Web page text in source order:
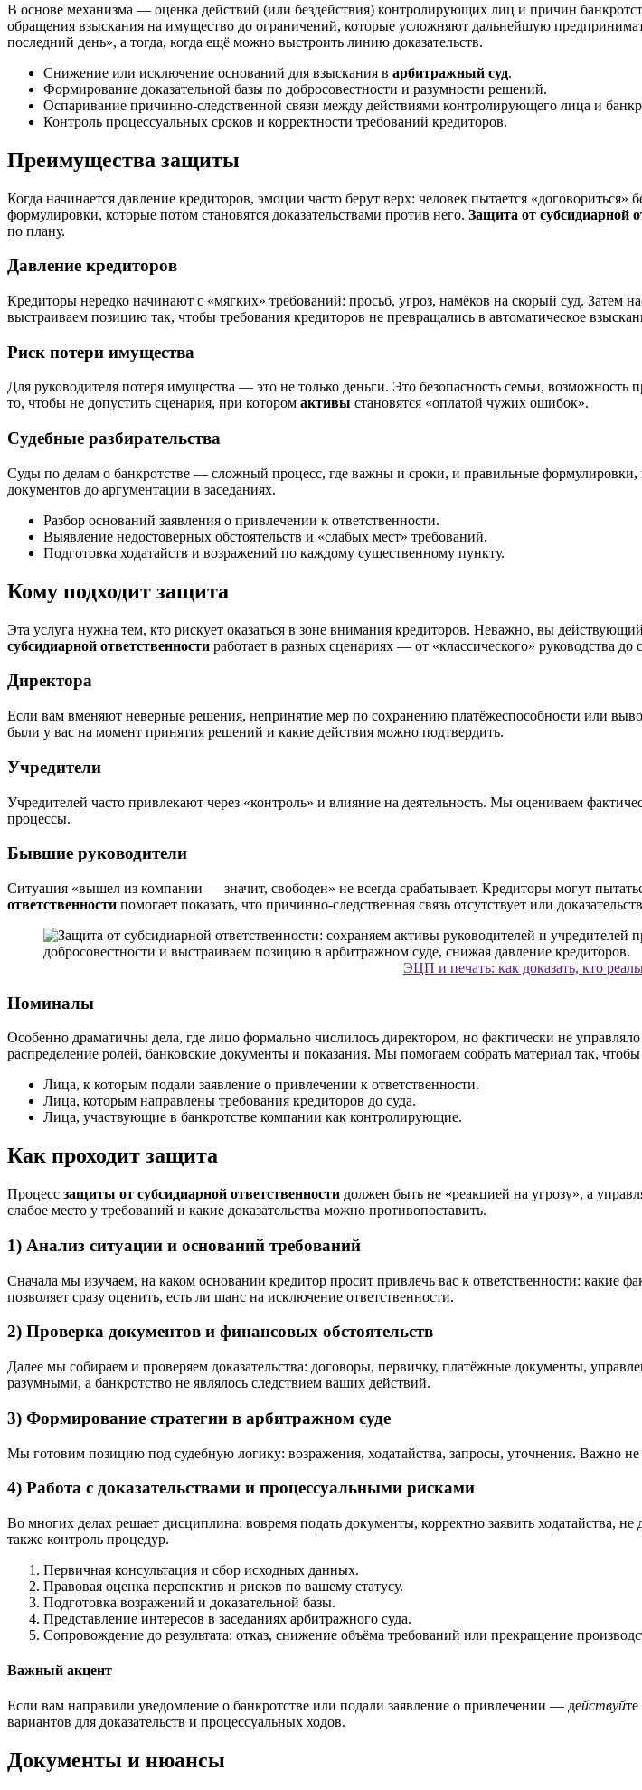
В основе механизма — оценка действий (или бездействия) контролирующих лиц и причин
обращения взыскания на имущество до ограничений, которые усложняют дальнейшую
последний день», а тогда, когда ещё можно выстроить линию доказательств.
Снижение или исключение оснований для взыскания в арбитражный суд.
Формирование доказательной базы по добросовестности и разумности решений.
Оспаривание причинно-следственной связи между действиями контролирующего лица и
Контроль процессуальных сроков и корректности требований кредиторов.
Преимущества защиты
Когда начинается давление кредиторов, эмоции часто берут верх: человек пытается
формулировки, которые потом становятся доказательствами против него. Защита от субсидиарной
по плану.
Давление кредиторов
Кредиторы нередко начинают с «мягких» требований: просьб, угроз, намёков на скорый суд. Затем
выстраиваем позицию так, чтобы требования кредиторов не превращались в автоматическое
Риск потери имущества
Для руководителя потеря имущества — это не только деньги. Это безопасность семьи, возможность
то, чтобы не допустить сценария, при котором активы становятся «оплатой чужих ошибок».
Судебные разбирательства
Суды по делам о банкротстве — сложный процесс, где важны и сроки, и правильные
документов до аргументации в заседаниях.
Разбор оснований заявления о привлечении к ответственности.
Выявление недостоверных обстоятельств и «слабых мест» требований.
Подготовка ходатайств и возражений по каждому существенному пункту.
Кому подходит защита
Эта услуга нужна тем, кто рискует оказаться в зоне внимания кредиторов. Неважно, вы
субсидиарной ответственности работает в разных сценариях — от «классического» руководства
Директора
Если вам вменяют неверные решения, непринятие мер по сохранению платёжеспособности или
были у вас на момент принятия решений и какие действия можно подтвердить.
Учредители
Учредителей часто привлекают через «контроль» и влияние на деятельность. Мы оцениваем
процессы.
Бывшие руководители
Ситуация «вышел из компании — значит, свободен» не всегда срабатывает. Кредиторы могут
ответственности помогает показать, что причинно-следственная связь отсутствует или
ЭЦП и печать: как доказать, кто
Номиналы
Особенно драматичны дела, где лицо формально числилось директором, но фактически не
распределение ролей, банковские документы и показания. Мы помогаем собрать материал так,
Лица, к которым подали заявление о привлечении к ответственности.
Лица, которым направлены требования кредиторов до суда.
Лица, участвующие в банкротстве компании как контролирующие.
Как проходит защита
Процесс защиты от субсидиарной ответственности должен быть не «реакцией на угрозу», а
слабое место у требований и какие доказательства можно противопоставить.
1) Анализ ситуации и оснований требований
Сначала мы изучаем, на каком основании кредитор просит привлечь вас к ответственности: какие
позволяет сразу оценить, есть ли шанс на исключение ответственности.
2) Проверка документов и финансовых обстоятельств
Далее мы собираем и проверяем доказательства: договоры, первичку, платёжные документы,
разумными, а банкротство не являлось следствием ваших действий.
3) Формирование стратегии в арбитражном суде
Мы готовим позицию под судебную логику: возражения, ходатайства, запросы, уточнения. Важно не
4) Работа с доказательствами и процессуальными рисками
Во многих делах решает дисциплина: вовремя подать документы, корректно заявить ходатайства,
также контроль процедур.
Первичная консультация и сбор исходных данных.
Правовая оценка перспектив и рисков по вашему статусу.
Подготовка возражений и доказательной базы.
Представление интересов в заседаниях арбитражного суда.
Сопровождение до результата: отказ, снижение объёма требований или прекращение
Важный акцент
Если вам направили уведомление о банкротстве или подали заявление о привлечении — действуй
вариантов для доказательств и процессуальных ходов.
Документы и нюансы